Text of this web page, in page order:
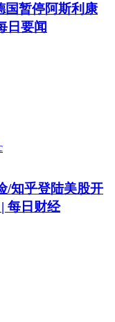
国暂停阿斯利康
日要闻
/知乎登陆美股开
每日财经